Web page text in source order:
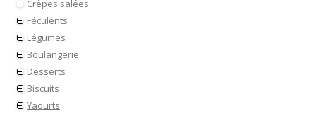
Crêpes salées
Féculents
Légumes
Boulangerie
Desserts
Biscuits
Yaourts